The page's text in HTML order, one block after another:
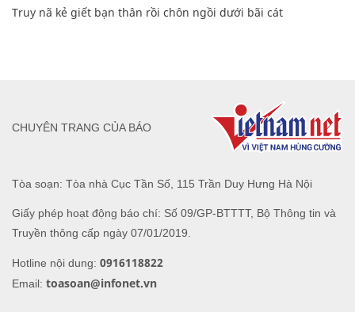
Truy nã kẻ giết bạn thân rồi chôn ngồi dưới bãi cát
Tòa soạn: Tòa nhà Cục Tần Số, 115 Trần Duy Hưng Hà Nội
Giấy phép hoạt động báo chí: Số 09/GP-BTTTT, Bộ Thông tin và
Truyền thông cấp ngày 07/01/2019.
Hotline nội dung: 0916118822
Email: toasoan@infonet.vn
CHUYÊN TRANG CỦA BÁO